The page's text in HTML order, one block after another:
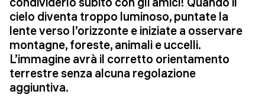
cielo diventa troppo luminoso, puntate la
lente verso l’orizzonte e iniziate a osservare
montagne, foreste, animali e uccelli.
L’immagine avrà il corretto orientamento
terrestre senza alcuna regolazione
aggiuntiva.